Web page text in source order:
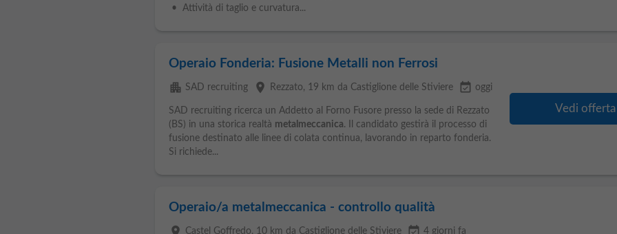
• Attività di taglio e curvatura...
Operaio Fonderia: Fusione Metalli non Ferrosi
apartment SAD recruiting place Rezzato, 19 km da Castiglione delle Stiviere event_available oggi
SAD recruiting ricerca un Addetto al Forno Fusore presso la sede di Rezzato
(BS) in una storica realtà metalmeccanica. Il candidato gestirà il processo di
fusione destinato alle linee di colata continua, lavorando in reparto fonderia.
Si richiede...
Vedi offerta
Operaio/a metalmeccanica - controllo qualità
place Castel Goffredo, 10 km da Castiglione delle Stiviere event_available 4 giorni fa